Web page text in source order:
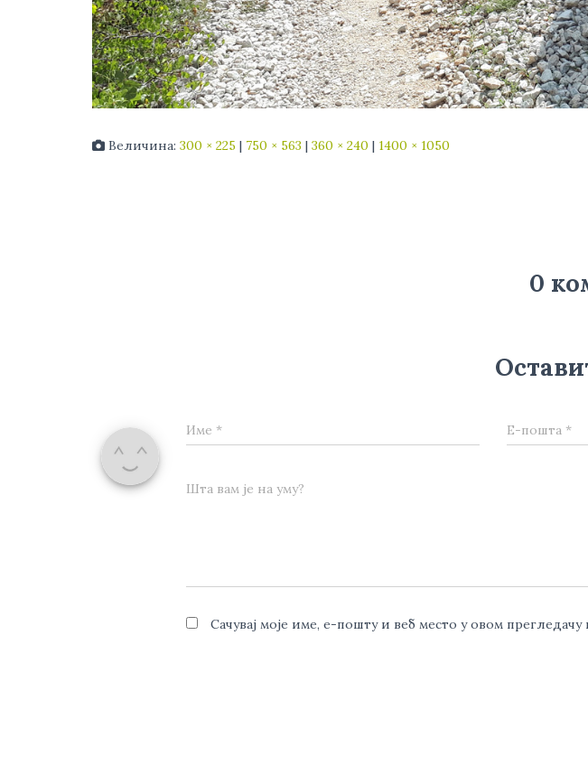
Величина: 300 × 225 | 750 × 563 | 360 × 240 | 1400 × 1050
0
Име * Е-пошта *
Шта вам је на уму?
Сачувај моје име, е-пошту и веб место у овом